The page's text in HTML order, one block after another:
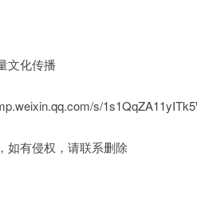
文化传播
s/
如有侵权，请联系删除